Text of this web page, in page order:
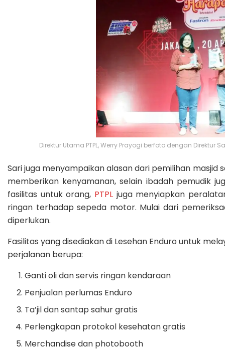
Direktur Utama PTPL, Werry Prayogi berfoto dengan Direktur
Sari juga menyampaikan alasan dari pemilihan
memberikan kenyamanan, selain ibadah pemudik
fasilitas untuk orang, PTPLjuga menyiapkan
ringan terhadap sepeda motor. Mulai dari
diperlukan.
Fasilitas yang disediakan di Lesehan Enduro untuk
perjalanan berupa:
Ganti oli dan servis ringan kendaraan
Penjualan perlumas Enduro
Ta’jil dan santap sahur gratis
Perlengkapan protokol kesehatan gratis
Merchandise dan photobooth